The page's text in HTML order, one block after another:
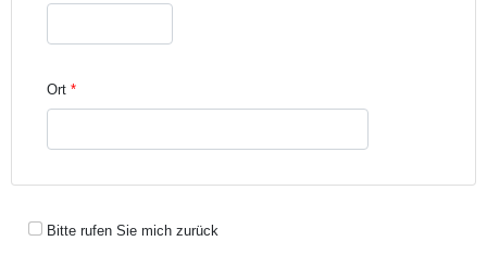
Ort
Bitte rufen Sie mich zurück